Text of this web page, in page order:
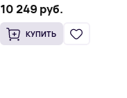
10 249 руб.
КУПИТЬ